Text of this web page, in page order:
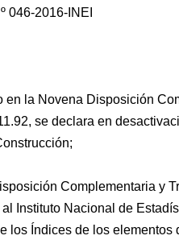
046-2016-INEI
en la Novena Disposición
se declara en
Complementaria y
Instituto Nacional de
los Índices de los elementos